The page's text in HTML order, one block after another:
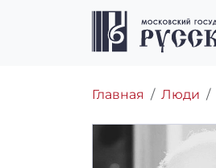
Перейти к содержимому
Перейти к футеру
Главная Люди